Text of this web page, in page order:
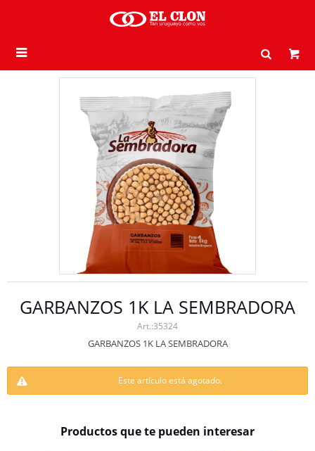

GARBANZOS 1K LA SEMBRADORA
35324
GARBANZOS 1K LA SEMBRADORA
Este artículo está agotado.
Productos que te pueden interesar